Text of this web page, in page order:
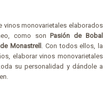
vinos monovarietales elaborados
como sonPasión de Bobal
Monastrell . Con todos ellos, la
elaborar vinos monovarietales
su personalidad y dándole a